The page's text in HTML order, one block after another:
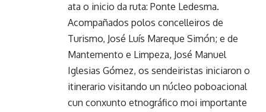
ata o inicio da ruta: Ponte Ledesma.
Acompañados polos concelleiros de
Turismo, José Luís Mareque Simón; e de
Mantemento e Limpeza, José Manuel
Iglesias Gómez, os sendeiristas iniciaron o
itinerario visitando un núcleo poboacional
cun conxunto etnográfico moi importante